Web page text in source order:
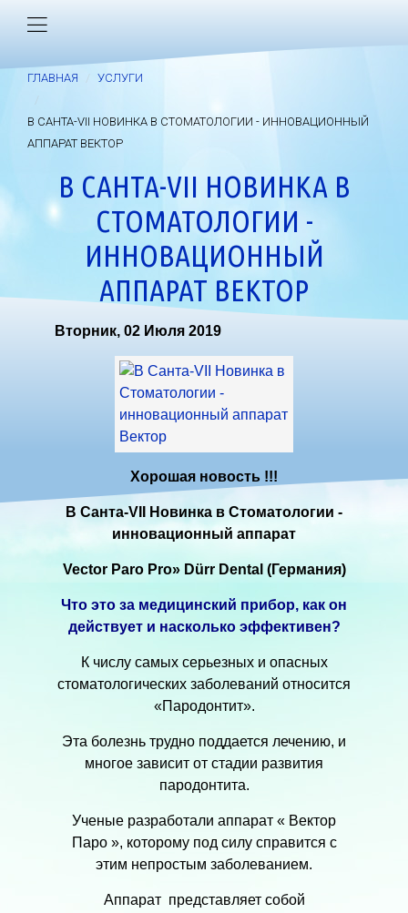
ГЛАВНАЯ УСЛУГИ
В САНТА-VII НОВИНКА В СТОМАТОЛОГИИ - ИННОВАЦИОННЫЙ
АППАРАТ ВЕКТОР
В САНТА-VII НОВИНКА В
СТОМАТОЛОГИИ -
ИННОВАЦИОННЫЙ
АППАРАТ ВЕКТОР
Вторник, 02 Июля 2019
Хорошая новость !!!
В Санта-VII Новинка в Стоматологии -
инновационный аппарат
Vector Paro Pro» Dürr Dental (Германия)
Что это за медицинский прибор, как он
действует и насколько эффективен?
К числу самых серьезных и опасных
стоматологических заболеваний относится
«Пародонтит».
Эта болезнь трудно поддается лечению, и
многое зависит от стадии развития
пародонтита.
Ученые разработали аппарат « Вектор
Паро », которому под силу справится с
этим непростым заболеванием.
Аппарат представляет собой